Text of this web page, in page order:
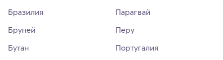
Бразилия
Бруней
Бутан
Парагвай
Перу
Португалия